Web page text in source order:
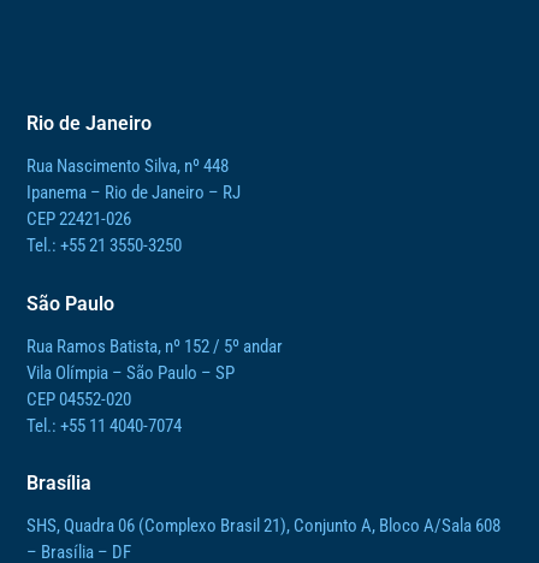
Rio de Janeiro
Rua Nascimento Silva, nº 448
Ipanema – Rio de Janeiro – RJ
CEP 22421-026
Tel.: +55 21 3550-3250
São Paulo
Rua Ramos Batista, nº 152 / 5º andar
Vila Olímpia – São Paulo – SP
CEP 04552-020
Tel.: +55 11 4040-7074
Brasília
SHS, Quadra 06 (Complexo Brasil 21), Conjunto A, Bloco A/Sala 608
– Brasília – DF